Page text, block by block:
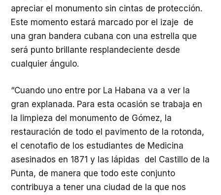
apreciar el monumento sin cintas de protección.
Este momento estará marcado por el izaje de
una gran bandera cubana con una estrella que
será punto brillante resplandeciente desde
cualquier ángulo.
“Cuando uno entre por La Habana va a ver la
gran explanada. Para esta ocasión se trabaja en
la limpieza del monumento de Gómez, la
restauración de todo el pavimento de la rotonda,
el cenotafio de los estudiantes de Medicina
asesinados en 1871 y las lápidas del Castillo de la
Punta, de manera que todo este conjunto
contribuya a tener una ciudad de la que nos